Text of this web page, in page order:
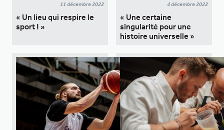
11 décembre 2022
« Un lieu qui respire le
sport ! »
4 décembre 2022
« Une certaine
singularité pour une
histoire universelle »